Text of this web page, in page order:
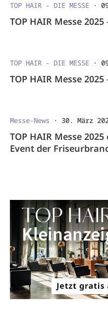
TOP HAIR - DIE MESSE ·
TOP HAIR Messe 2025
TOP HAIR - DIE MESSE ·
TOP HAIR Messe
Messe-News · 30. März
TOP HAIR Messe
Event der